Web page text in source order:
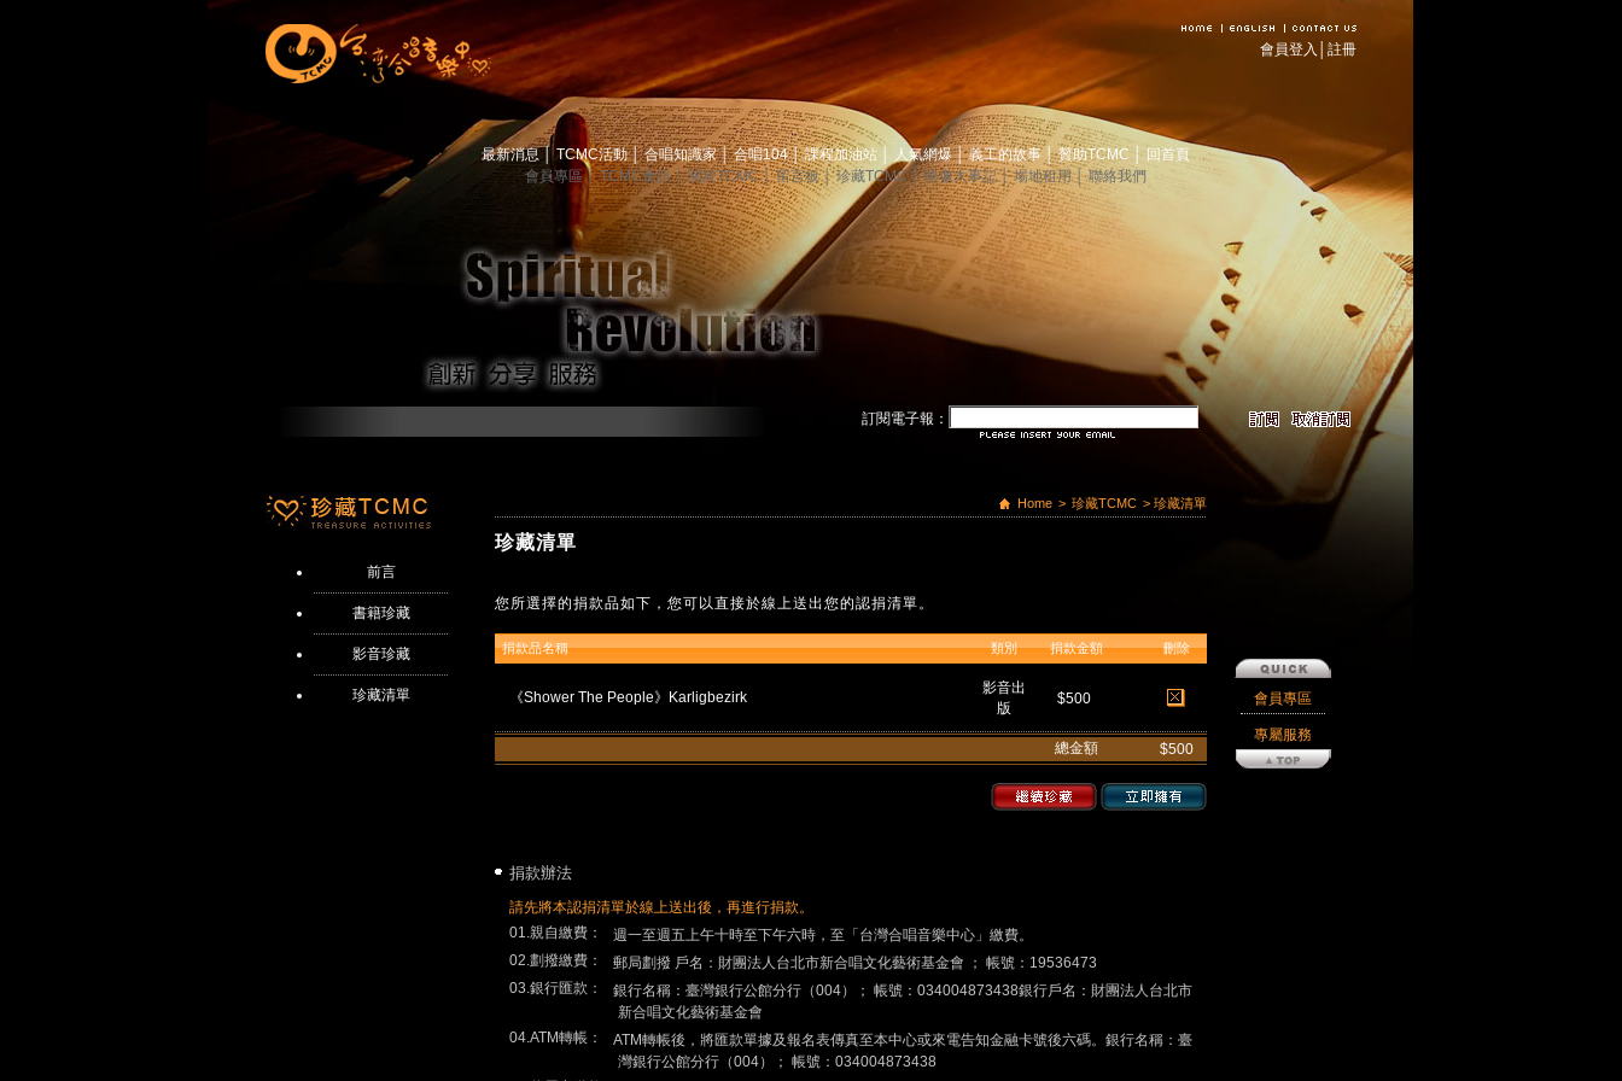
註冊
會員登入
最新消息 TCMC活動│ 合唱知識家│ 合唱104│ 課程加油站 人氣網爆│ 義工的故事 │ 贊助TCMC │ 回首頁
會員專區│ TCMC會訊│ 關於TCMC│ 留言板│ 珍藏TCMC│ 映像大事記│ 場地租用│ 聯絡我們
訂閱電子報：
前言
書籍珍藏
影音珍藏
珍藏清單
Home > 珍藏TCMC > 珍藏清單
珍藏清單
您所選擇的捐款品如下，您可以直接於線上送出您的認捐清單。
捐款品名稱 類別 捐款金額 刪除
《Shower The People》Karligbezirk
影音出
版
$500
總金額 $500
捐款辦法
請先將本認捐清單於線上送出後，再進行捐款。
01.親自繳費：
週一至週五上午十時至下午六時，至「台灣合唱音樂中心」繳費。
02.劃撥繳費：
郵局劃撥 戶名：財團法人台北市新合唱文化藝術基金會 ； 帳號：19536473
03.銀行匯款：
銀行名稱：臺灣銀行公館分行（004）； 帳號：034004873438銀行戶名：財團法人台北市
新合唱文化藝術基金會
04.ATM轉帳：
ATM轉帳後，將匯款單據及報名表傳真至本中心或來電告知金融卡號後六碼。銀行名稱：臺
灣銀行公館分行（004）； 帳號：034004873438
會員專區
專屬服務